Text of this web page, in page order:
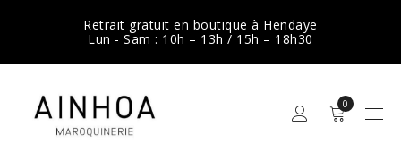
Retrait gratuit en boutique à Hendaye
Lun - Sam : 10h – 13h / 15h – 18h30
0